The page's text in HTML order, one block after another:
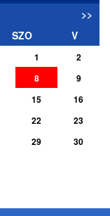
>>
SZO V
1
2
8
9
15
16
22
23
29
30